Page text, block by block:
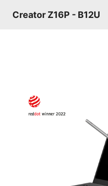
Creator Z16P - B12U